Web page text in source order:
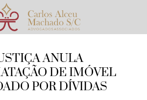
ANULA
DE IMÓVEL
POR DÍVIDAS